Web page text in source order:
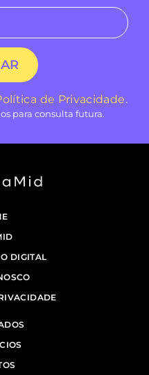
de Privacidade.
para consulta futura.
DIGITAL